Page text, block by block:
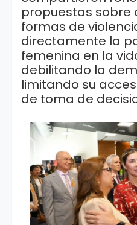
propuestas sobre
formas de
directamente la
femenina en la
debilitando la
limitando su
de toma de